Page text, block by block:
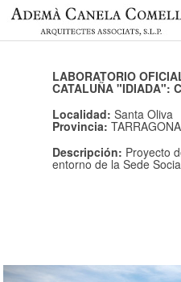
LABORATORIO
CATALUÑA "IDIADA":
Localidad: Santa Oliva
Provincia: TARRAGONA
Descripción: Proyecto
entorno de la Sede